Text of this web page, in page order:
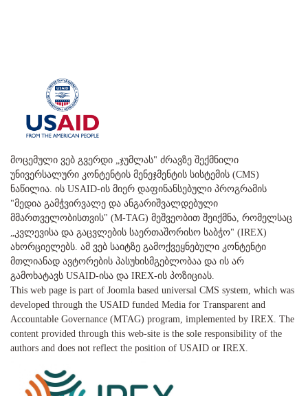
მოცემული ვებ გვერდი „ჯუმლას" ძრავზე შექმნილი
უნივერსალური კონტენტის მენეჯმენტის სისტემის (CMS)
ნაწილია. ის USAID-ის მიერ დაფინანსებული პროგრამის
"მედია გამჭვირვალე და ანგარიშვალდებული
მმართველობისთვის" (M-TAG) მეშვეობით შეიქმნა, რომელსაც
„კვლევისა და გაცვლების საერთაშორისო საბჭო" (IREX)
ახორციელებს. ამ ვებ საიტზე გამოქვეყნებული კონტენტი
მთლიანად ავტორების პასუხისმგებლობაა და ის არ
გამოხატავს USAID-ისა და IREX-ის პოზიციას.
This web page is part of Joomla based universal CMS system, which was
developed through the USAID funded Media for Transparent and
Accountable Governance (MTAG) program, implemented by IREX. The
content provided through this web-site is the sole responsibility of the
authors and does not reflect the position of USAID or IREX.